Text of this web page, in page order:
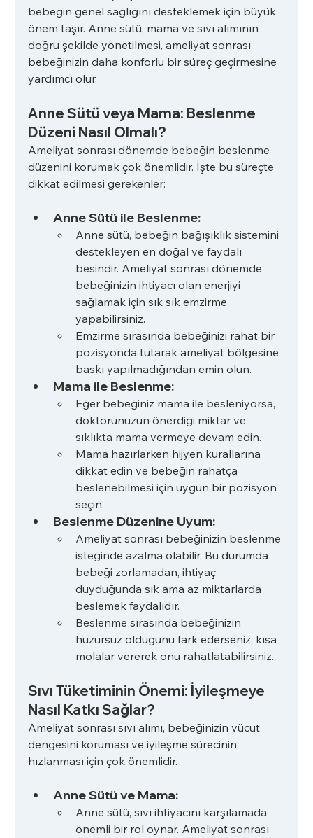
bebeğin genel sağlığını desteklemek için büyük
önem taşır. Anne sütü, mama ve sıvı alımının
doğru şekilde yönetilmesi, ameliyat sonrası
bebeğinizin daha konforlu bir süreç geçirmesine
yardımcı olur.
Anne Sütü veya Mama: Beslenme
Düzeni Nasıl Olmalı?
Ameliyat sonrası dönemde bebeğin beslenme
düzenini korumak çok önemlidir. İşte bu süreçte
dikkat edilmesi gerekenler:
Anne Sütü ile Beslenme:
Anne sütü, bebeğin bağışıklık sistemini
destekleyen en doğal ve faydalı
besindir. Ameliyat sonrası dönemde
bebeğinizin ihtiyacı olan enerjiyi
sağlamak için sık sık emzirme
yapabilirsiniz.
Emzirme sırasında bebeğinizi rahat bir
pozisyonda tutarak ameliyat bölgesine
baskı yapılmadığından emin olun.
Mama ile Beslenme:
Eğer bebeğiniz mama ile besleniyorsa,
doktorunuzun önerdiği miktar ve
sıklıkta mama vermeye devam edin.
Mama hazırlarken hijyen kurallarına
dikkat edin ve bebeğin rahatça
beslenebilmesi için uygun bir pozisyon
seçin.
Beslenme Düzenine Uyum:
Ameliyat sonrası bebeğinizin beslenme
isteğinde azalma olabilir. Bu durumda
bebeği zorlamadan, ihtiyaç
duyduğunda sık ama az miktarlarda
beslemek faydalıdır.
Beslenme sırasında bebeğinizin
huzursuz olduğunu fark ederseniz, kısa
molalar vererek onu rahatlatabilirsiniz.
Sıvı Tüketiminin Önemi: İyileşmeye
Nasıl Katkı Sağlar?
Ameliyat sonrası sıvı alımı, bebeğinizin vücut
dengesini koruması ve iyileşme sürecinin
hızlanması için çok önemlidir.
Anne Sütü ve Mama:
Anne sütü, sıvı ihtiyacını karşılamada
önemli bir rol oynar. Ameliyat sonrası